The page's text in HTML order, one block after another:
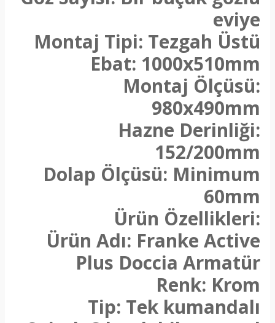
eviye
Montaj Tipi: Tezgah Üstü
Ebat: 1000x510mm
Montaj Ölçüsü:
980x490mm
Hazne Derinliği:
152/200mm
Dolap Ölçüsü: Minimum
60mm
Ürün Özellikleri:
Ürün Adı: Franke Active
Plus Doccia Armatür
Renk: Krom
Tip: Tek kumandalı